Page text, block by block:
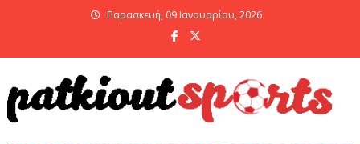
Παρασκευή, 09 Ιανουαρίου, 2026